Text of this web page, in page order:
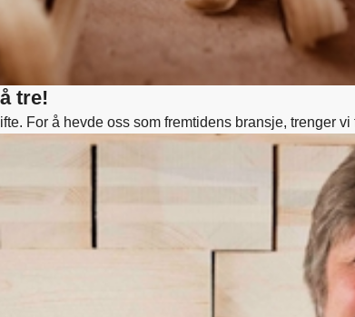
tre!
For å hevde oss som fremtidens bransje, trenger